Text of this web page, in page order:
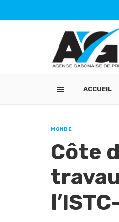
ACCUEIL
MONDE
Côte